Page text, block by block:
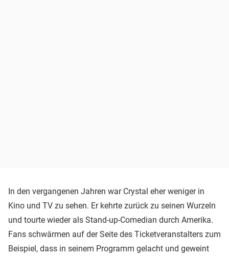
In den vergangenen Jahren war Crystal eher weniger in
Kino und TV zu sehen. Er kehrte zurück zu seinen Wurzeln
und tourte wieder als Stand-up-Comedian durch Amerika.
Fans schwärmen auf der Seite des Ticketveranstalters zum
Beispiel, dass in seinem Programm gelacht und geweint